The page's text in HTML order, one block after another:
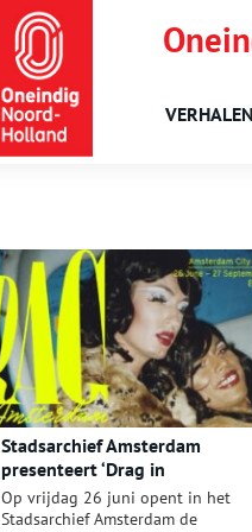
VERHALEN
Stadsarchief Amsterdam
presenteert ‘Drag in
Amsterdam’
Op vrijdag 26 juni opent in het
Stadsarchief Amsterdam de